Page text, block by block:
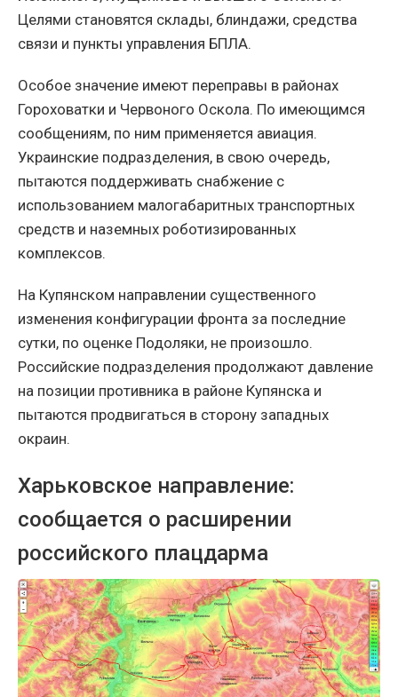
Целями становятся склады, блиндажи, средства
связи и пункты управления БПЛА.
Особое значение имеют переправы в районах
Гороховатки и Червоного Оскола. По имеющимся
сообщениям, по ним применяется авиация.
Украинские подразделения, в свою очередь,
пытаются поддерживать снабжение с
использованием малогабаритных транспортных
средств и наземных роботизированных
комплексов.
На Купянском направлении существенного
изменения конфигурации фронта за последние
сутки, по оценке Подоляки, не произошло.
Российские подразделения продолжают давление
на позиции противника в районе Купянска и
пытаются продвигаться в сторону западных
окраин.
Харьковское направление:
сообщается о расширении
российского плацдарма